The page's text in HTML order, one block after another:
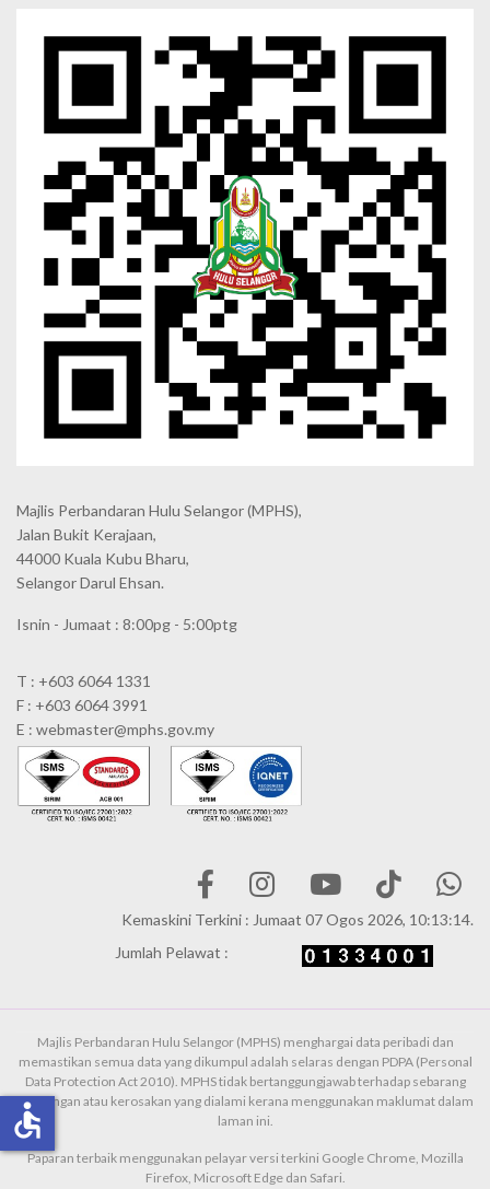
Majlis Perbandaran Hulu Selangor (MPHS),
Jalan Bukit Kerajaan,
44000 Kuala Kubu Bharu,
Selangor Darul Ehsan.
Isnin - Jumaat : 8:00pg - 5:00ptg
T : +603 6064 1331
F : +603 6064 3991
E : webmaster@mphs.gov.my
Kemaskini Terkini : Jumaat 07 Ogos 2026, 10:13:14.
Jumlah Pelawat :
Majlis Perbandaran Hulu Selangor (MPHS) menghargai data peribadi dan
memastikan semua data yang dikumpul adalah selaras dengan PDPA (Personal
Data Protection Act 2010). MPHS tidak bertanggungjawab terhadap sebarang
kehilangan atau kerosakan yang dialami kerana menggunakan maklumat dalam
laman ini.
Paparan terbaik menggunakan pelayar versi terkini Google Chrome, Mozilla
Firefox, Microsoft Edge dan Safari.
accessible